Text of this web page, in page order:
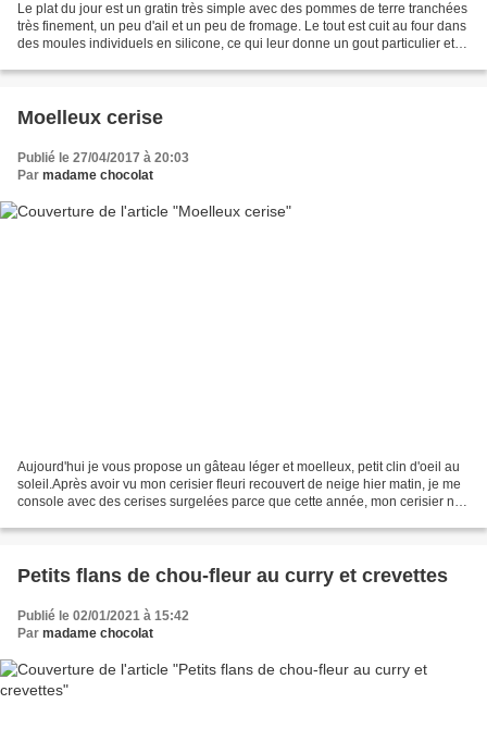
Le plat du jour est un gratin très simple avec des pommes de terre tranchées
très finement, un peu d'ail et un peu de fromage. Le tout est cuit au four dans
des moules individuels en silicone, ce qui leur donne un gout particulier et
Moelleux cerise
Publié le 27/04/2017 à 20:03
Par madame chocolat
Aujourd'hui je vous propose un gâteau léger et moelleux, petit clin d'oeil au
soleil.Après avoir vu mon cerisier fleuri recouvert de neige hier matin, je me
console avec des cerises surgelées parce que cette année, mon cerisier ne
Petits flans de chou-fleur au curry et crevettes
Publié le 02/01/2021 à 15:42
Par madame chocolat